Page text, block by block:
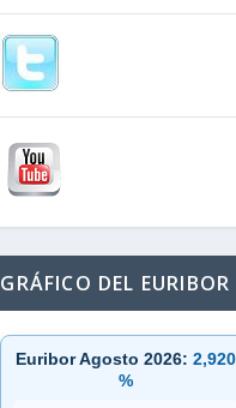
GRÁFICO DEL EURIBOR
Euribor Agosto 2026:2,920
%